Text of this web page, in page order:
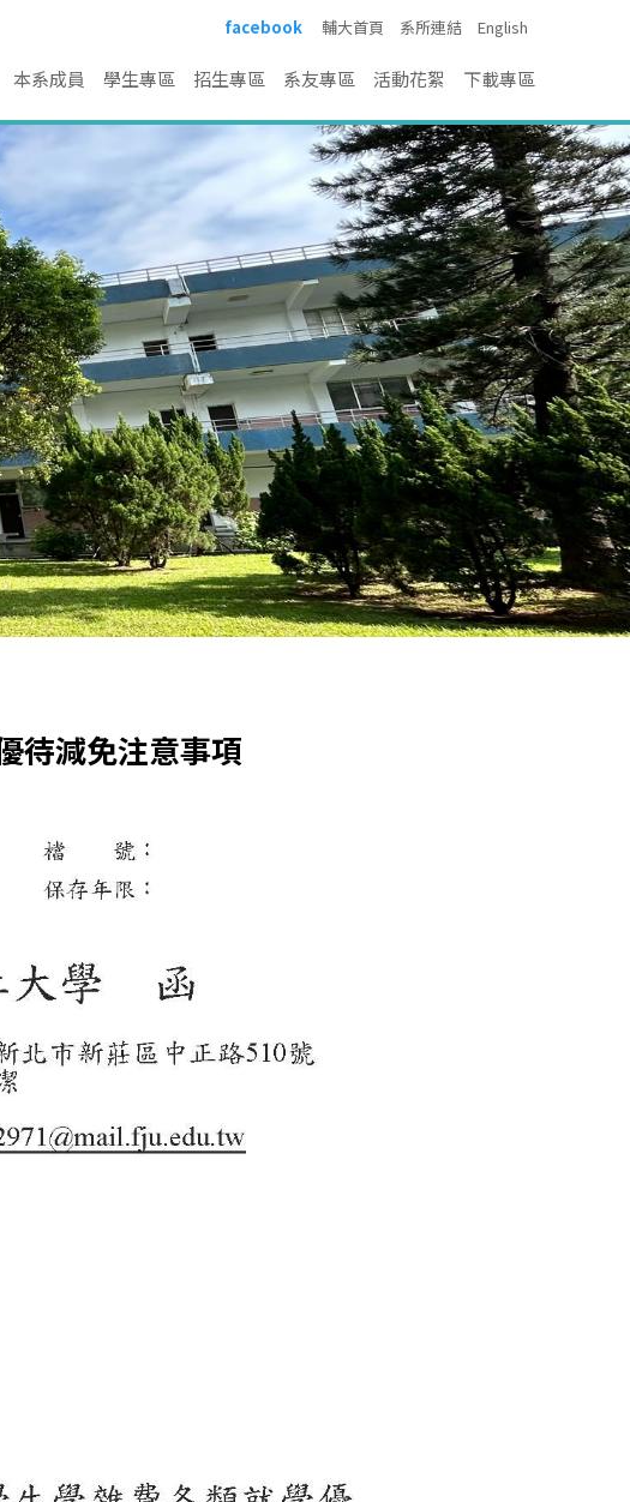
facebook 輔大首頁 系所連結 English
本系成員 學生專區 招生專區 系友專區 活動花絮 下載專區
待減免注意事項